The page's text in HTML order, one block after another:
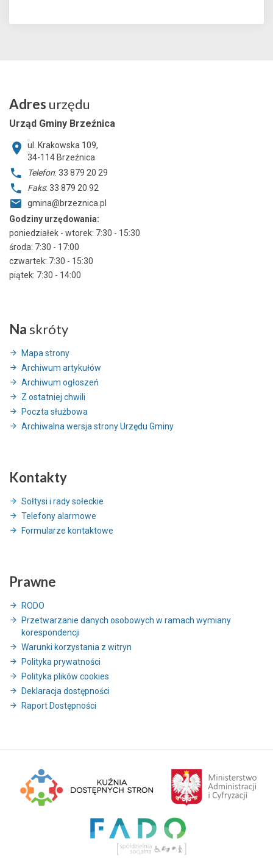
Adres urzędu
Urząd Gminy Brzeźnica
ul. Krakowska 109,
34-114 Brzeźnica
Telefon: 33 879 20 29
Faks: 33 879 20 92
gmina@brzeznica.pl
Godziny urzędowania:
poniedziałek - wtorek: 7:30 - 15:30
środa: 7:30 - 17:00
czwartek: 7:30 - 15:30
piątek: 7:30 - 14:00
Na skróty
Mapa strony
Archiwum artykułów
Archiwum ogłoszeń
Z ostatniej chwili
Poczta służbowa
Archiwalna wersja strony Urzędu Gminy
Kontakty
Sołtysi i rady sołeckie
Telefony alarmowe
Formularze kontaktowe
Prawne
RODO
Przetwarzanie danych osobowych w ramach wymiany
korespondencji
Warunki korzystania z witryn
Polityka prywatności
Polityka plików cookies
Deklaracja dostępności
Raport Dostępności